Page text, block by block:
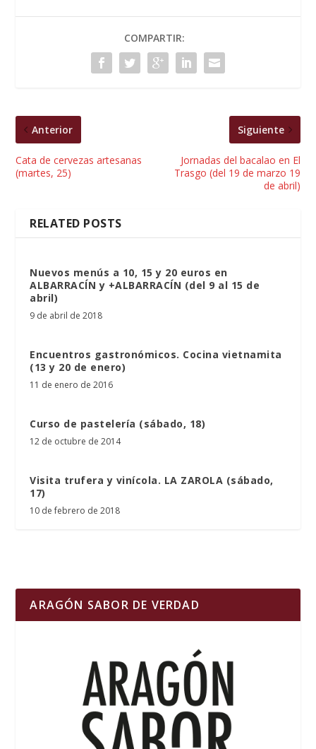
COMPARTIR:
Anterior
Cata de cervezas artesanas
(martes, 25)
Siguiente
Jornadas del bacalao en El
Trasgo (del 19 de marzo 19
de abril)
RELATED POSTS
Nuevos menús a 10, 15 y 20 euros en
ALBARRACÍN y +ALBARRACÍN (del 9 al 15 de
abril)
9 de abril de 2018
Encuentros gastronómicos. Cocina vietnamita
(13 y 20 de enero)
11 de enero de 2016
Curso de pastelería (sábado, 18)
12 de octubre de 2014
Visita trufera y vinícola. LA ZAROLA (sábado,
17)
10 de febrero de 2018
ARAGÓN SABOR DE VERDAD